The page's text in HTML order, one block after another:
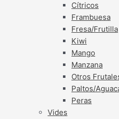
Cítricos
Frambuesa
Fresa/Frutilla
Kiwi
Mango
Manzana
Otros
Paltos/
Peras
Vides